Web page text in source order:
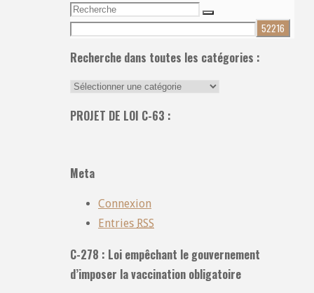
Recherche
pour:
Recherche
Recherche dans toutes les catégories :
Recherche
toutes
PROJET DE LOI C-63 :
Meta
Connexion
Entries RSS
C-278 : Loi empêchant le gouvernement
d’imposer la vaccination obligatoire